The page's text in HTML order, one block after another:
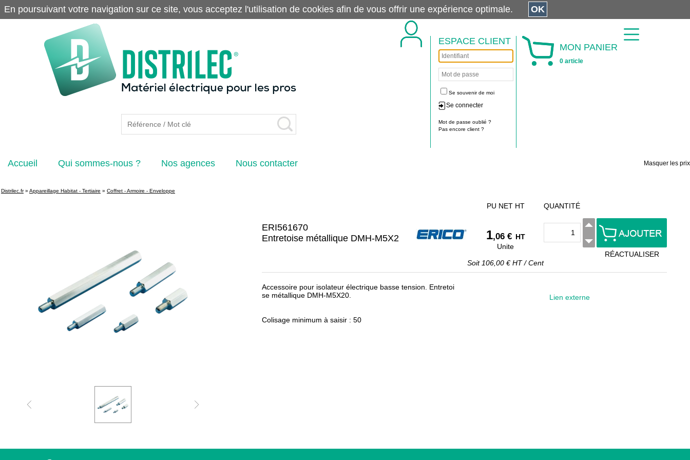
ESPACE CLIENT
Se souvenir de moi
Se connecter
Mot de passe oublié ?
Pas encore client ?
MON PANIER
0 article
Accueil Qui sommes-nous ? Nos agences Nous contacter Masquer les prix
Distrilec.fr» Appareillage Habitat - Tertiaire » Coffret - Armoire - Enveloppe
ERI561670
Entretoise métallique DMH-M5X2
PU NET HT
1,06 € HT
Unite
Soit 106,00 € HT/Cent
QUANTITÉ
RÉACTUALISER
Accessoire pour isolateur électrique basse tension. Entretoi
se métallique DMH-M5X20.
Colisage minimum à saisir : 50
Lien externe
En poursuivant votre navigation sur ce site, vous acceptez l'utilisation de cookies afin de vous offrir une expérience optimale. OK